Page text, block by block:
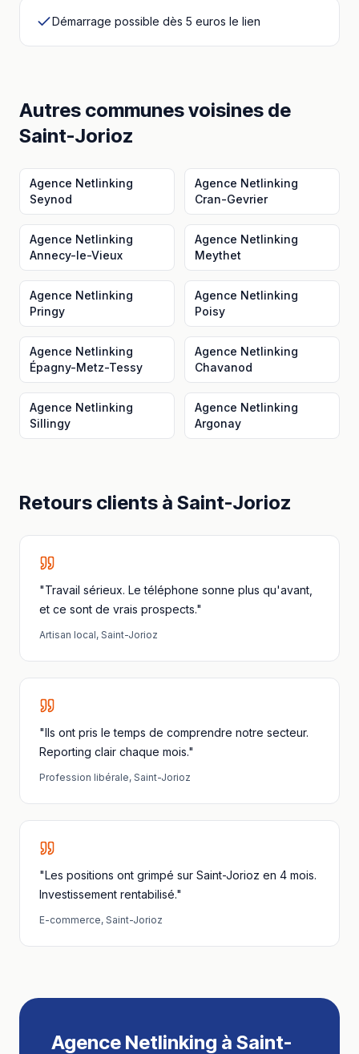
Démarrage possible dès 5 euros le lien
Autres communes voisines de
Saint-Jorioz
Agence Netlinking
Seynod
Agence Netlinking
Cran-Gevrier
Agence Netlinking
Annecy-le-Vieux
Agence Netlinking
Meythet
Agence Netlinking
Pringy
Agence Netlinking
Poisy
Agence Netlinking
Épagny-Metz-Tessy
Agence Netlinking
Chavanod
Agence Netlinking
Sillingy
Agence Netlinking
Argonay
Retours clients à Saint-Jorioz
"Travail sérieux. Le téléphone sonne plus qu'avant,
et ce sont de vrais prospects."
Artisan local, Saint-Jorioz
"Ils ont pris le temps de comprendre notre secteur.
Reporting clair chaque mois."
Profession libérale, Saint-Jorioz
"Les positions ont grimpé sur Saint-Jorioz en 4 mois.
Investissement rentabilisé."
E-commerce, Saint-Jorioz
Agence Netlinking à Saint-